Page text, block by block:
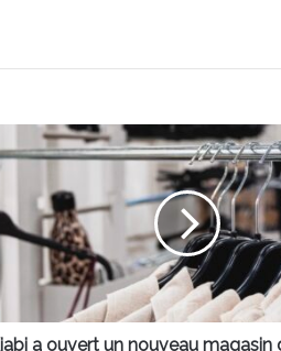
a ouvert un nouveau magasin